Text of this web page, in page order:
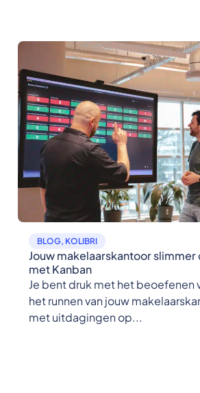
BLOG, KOLIBRI
Jouw makelaarskantoor
met Kanban
Je bent druk met het beoefenen
het runnen van jouw
met uitdagingen op...